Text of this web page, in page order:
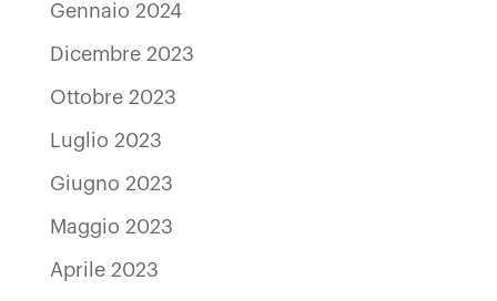
Gennaio 2024
Dicembre 2023
Ottobre 2023
Luglio 2023
Giugno 2023
Maggio 2023
Aprile 2023